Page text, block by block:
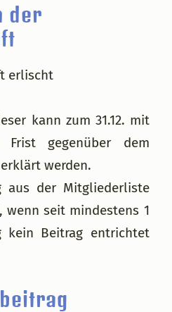
der
erlischt
kann zum 31.12. mit
Frist gegenüber dem
werden.
aus der Mitgliederliste
wenn seit mindestens 1
kein Beitrag entrichtet